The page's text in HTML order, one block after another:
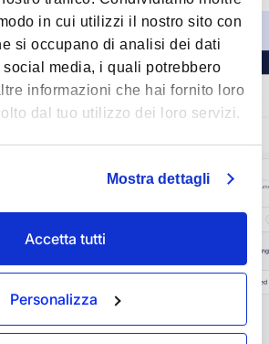
in cui utilizzi il nostro sito con
si occupano di analisi dei dati
media, i quali potrebbero
informazioni che hai fornito loro
dal tuo utilizzo dei loro servizi.
Mostra dettagli
Accetta tutti
Personalizza